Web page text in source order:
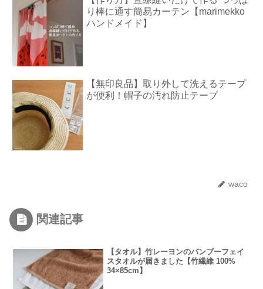
り棒に通す簡易カーテン【marimekko
ハンドメイド】
【無印良品】取り外して洗えるテープ
が便利！帽子の汚れ防止テープ
waco
関連記事
【タオル】竹レーヨンのバンブーフェイ
スタオルが届きました【竹繊維 100%
34×85cm】